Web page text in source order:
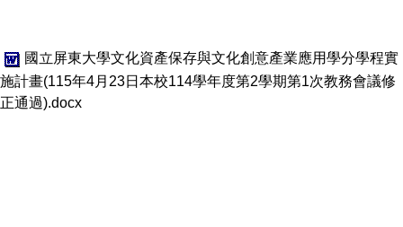
國立屏東大學文化資產保存與文化創意產業應用學分學程實
施計畫(115年4月23日本校114學年度第2學期第1次教務會議修
正通過).docx